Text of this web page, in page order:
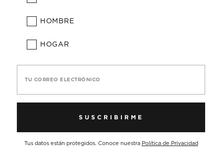
HOMBRE
HOGAR
TU CORREO ELECTRÓNICO
SUSCRIBIRME
Tus datos están protegidos. Conoce nuestra Política de Privacidad